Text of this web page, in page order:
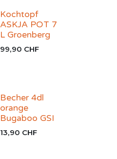
Kochtopf
ASKJA POT 7
L Groenberg
99,90 CHF
Becher 4dl
orange
Bugaboo GSI
13,90 CHF